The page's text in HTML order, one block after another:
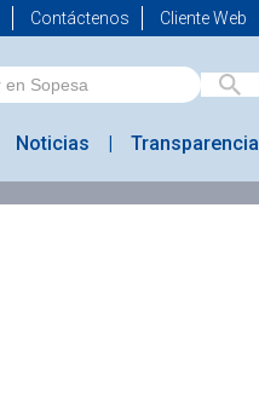
Contáctenos Cliente Web
Noticias Transparencia